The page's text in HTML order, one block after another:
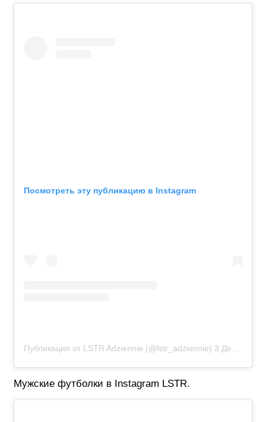
Посмотреть эту публикацию в Instagram
Публикация от LSTR Adziennie (@lstr_adziennie) 3 Дек 2018 в 12:50 PST
Мужские футболки в Instagram LSTR.
ИСТОРИИ БРЕНДОВ